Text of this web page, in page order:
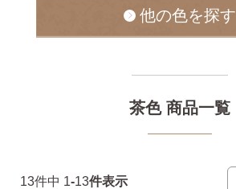
スタッドピアス他の色を探す
茶色 商品一覧
13件中 1-13件表示